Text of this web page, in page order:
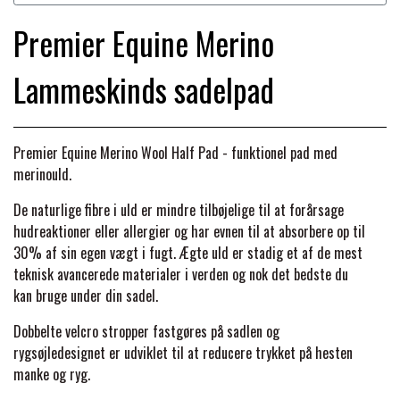
TERAPI PRODUKTER
STRØMPER
HUER & HALSTØRKLÆDER
GAVEARTIKLER VOKSNE
HESTEBOLCHER & TREATS
TILSKUD & VITAMINER
STALD & FOLD
SKO & SMEDEVÆRKTØJ
TRAVDÆKKEN & TILBEHØR
SKO & VÆRKTØJ
VOGNE & TILBEHØR
TRAV KUSK
PONYTRAV
MONTÉ
TILBEHØR
PREMIER EQUINE WALKER & RIDEDÆKKEN
PREMIER EQUINE INSEKTBESKYTTELSE
PREMIER EQUINE MAGNET & INFRARØD
TERAPI
PREMIER EQUINE GRIMER & TRÆKTOV
PREMIER EQUINE TRENSE & TILBEHØR
CARR & DAY & MARTIN
CUSTOM
EMIN
FENWICK LIQUID TITANIUM®
FINNTACK
Premier Equine Merino
Lammeskinds sadelpad
Premier Equine Merino Wool Half Pad - funktionel pad med
merinould.
De naturlige fibre i uld er mindre tilbøjelige til at forårsage
hudreaktioner eller allergier og har evnen til at absorbere op til
30% af sin egen vægt i fugt. Ægte uld er stadig et af de mest
teknisk avancerede materialer i verden og nok det bedste du
kan bruge under din sadel.
Dobbelte velcro stropper fastgøres på sadlen og
rygsøjledesignet er udviklet til at reducere trykket på hesten
manke og ryg.